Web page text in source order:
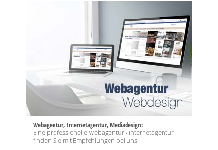
Webagentur, Internetagentur, Mediadesign:
Eine professionelle Webagentur / Internetagentur
finden Sie mit Empfehlungen bei uns.